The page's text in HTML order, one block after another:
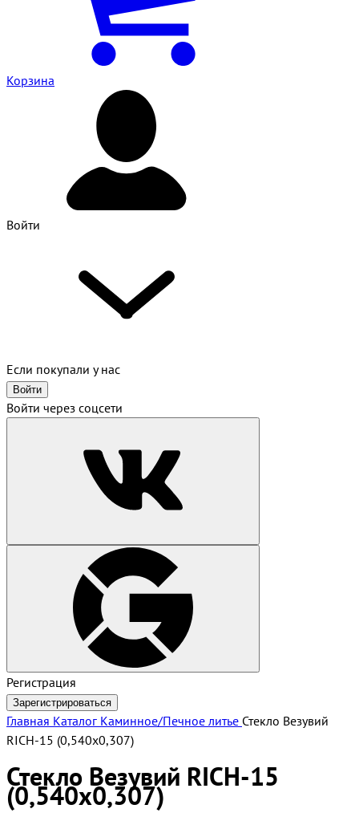
Корзина
Войти
Если покупали у нас
Войти
Войти через соцсети
Регистрация
Зарегистрироваться
Главная Каталог Каминное/Печное литье Стекло Везувий
RICH-15 (0,540х0,307)
Стекло Везувий RICH-15
(0,540х0,307)